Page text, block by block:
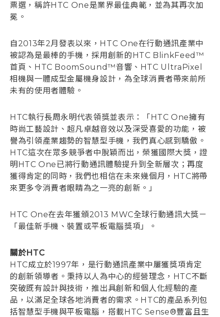
票選，稱許HTC One是業界最佳典範，並為其再次加
冕。
自2013年2月發表以來，HTC One在行動通訊產業中
被認為是最棒的手機，採用創新的HTC BlinkFeed™
首頁、HTC BoomSound™音響、HTC UltraPixel
相機與一體成型金屬機身設計，為全球消費者帶來前所
未有的使用者體驗。
HTC執行長周永明代表領獎並表示：「HTC One擁有
時尚工藝設計、超凡卓越音效以及深受喜愛的功能，被
譽為引領產業趨勢的智慧型手機，我們真心感到驕傲。
HTC這次在眾多競爭者中脫穎而出，榮獲國際大獎，證
明HTC One已將行動通訊體驗提升到全新層次；再度
獲得肯定的同時，我們也相信在未來幾個月，HTC將帶
來更多令消費者眼睛為之一亮的創新。」
HTC One在去年獲頒2013 MWC全球行動通訊大獎－
「最佳新手機、裝置或平板電腦獎項」。
關於HTC
HTC成立於1997年，是行動通訊產業中屢獲獎項肯定
的創新領導者。秉持以人為中心的經營理念，HTC不斷
突破既有設計與技術，推出具創新和個人化經驗的產
品，以滿足全球各地消費者的需求。HTC的產品系列包
括智慧型手機與平板電腦，搭載HTC Sense®豐富且生